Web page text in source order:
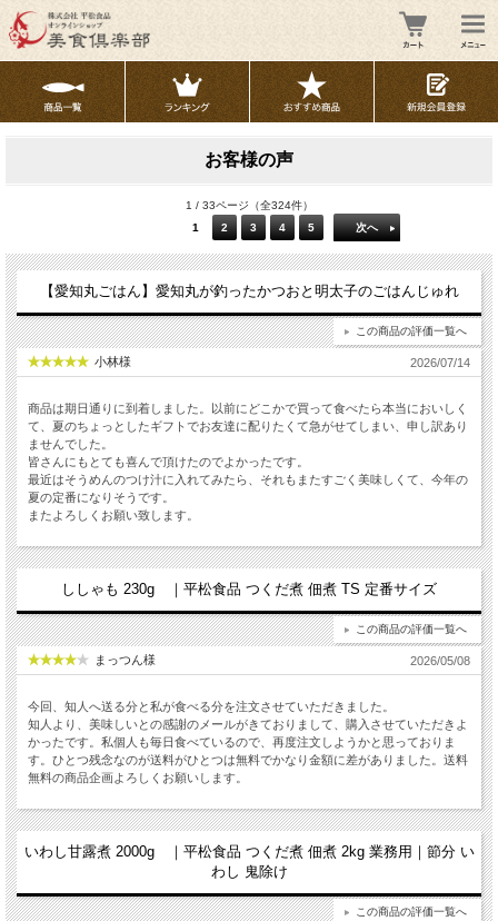
お客様の声
1 / 33ページ（全324件）
1
2 3 4 5 次へ
【愛知丸ごはん】愛知丸が釣ったかつおと明太子のごはんじゅれ
この商品の評価一覧へ
小林様 2026/07/14
商品は期日通りに到着しました。以前にどこかで買って食べたら本当においしく
て、夏のちょっとしたギフトでお友達に配りたくて急がせてしまい、申し訳あり
ませんでした。
皆さんにもとても喜んで頂けたのでよかったです。
最近はそうめんのつけ汁に入れてみたら、それもまたすごく美味しくて、今年の
夏の定番になりそうです。
またよろしくお願い致します。
ししゃも 230g ｜平松食品 つくだ煮 佃煮 TS 定番サイズ
この商品の評価一覧へ
まっつん様 2026/05/08
今回、知人へ送る分と私が食べる分を注文させていただきました。
知人より、美味しいとの感謝のメールがきておりまして、購入させていただきよ
かったです。私個人も毎日食べているので、再度注文しようかと思っておりま
す。ひとつ残念なのが送料がひとつは無料でかなり金額に差がありました。送料
無料の商品企画よろしくお願いします。
いわし甘露煮 2000g ｜平松食品 つくだ煮 佃煮 2kg 業務用｜節分 い
わし 鬼除け
この商品の評価一覧へ